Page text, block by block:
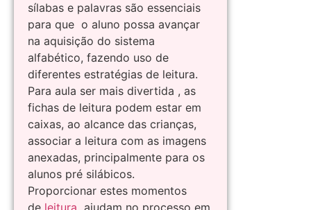
sílabas e palavras são essenciais
para que o aluno possa avançar
na aquisição do sistema
alfabético, fazendo uso de
diferentes estratégias de leitura.
Para aula ser mais divertida , as
fichas de leitura podem estar em
caixas, ao alcance das crianças,
associar a leitura com as imagens
anexadas, principalmente para os
alunos pré silábicos.
Proporcionar estes momentos